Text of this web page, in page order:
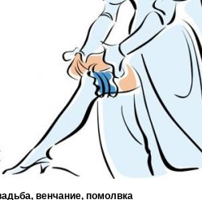
венчание, помолвка